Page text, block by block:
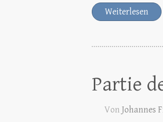
Weiterlesen
Partie
Von Johannes